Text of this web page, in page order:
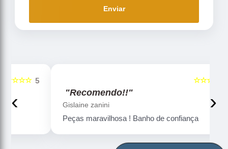
Enviar
5
"Recomendo!!"
Gislaine zanini
Peças maravilhosa ! Banho de confiança
‹ ›